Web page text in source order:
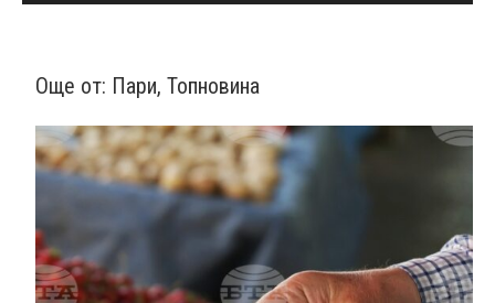
Още от: Пари, Топновина